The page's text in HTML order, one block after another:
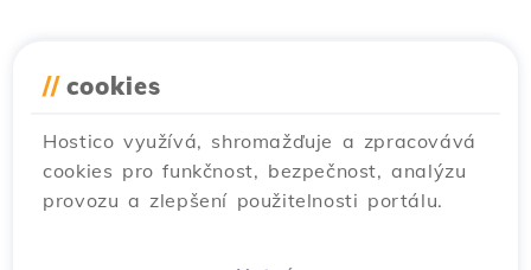
// cookies
Hostico využívá, shromažďuje a zpracovává
cookies pro funkčnost, bezpečnost, analýzu
provozu a zlepšení použitelnosti portálu.